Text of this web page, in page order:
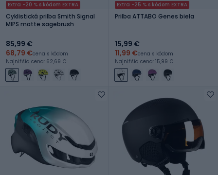
Extra -20 % s kódom EXTRA
Cyklistická prilba Smith Signal
MIPS matte sagebrush
85,99 €
68,79 €cena s kódom
Najnižšia cena: 62,69 €
Extra -25 % s kódom EXTRA
Prilba ATTABO Genes biela
15,99 €
11,99 €cena s kódom
Najnižšia cena: 15,99 €